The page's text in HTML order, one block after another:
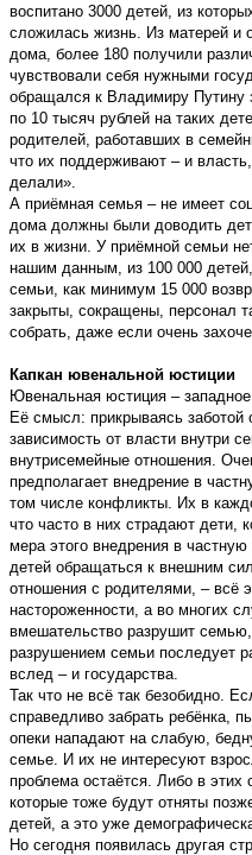
воспитано 3000 детей, из
сложилась жизнь. Из матерей и
дома, более 180 получили
чувствовали себя нужными
обращался к Владимиру Путину
по 10 тысяч рублей на таких
родителей, работавших в
что их поддерживают – и
делали».
А приёмная семья – не имеет
дома должны были доводить
их в жизни. У приёмной семьи
нашим данным, из 100 000
семьи, как минимум 15 000
закрыты, сокращены, персонал
собрать, даже если очень
Капкан ювенальной юстиции
Ювенальная юстиция –
Её смысл: прикрываясь заботой
зависимость от власти внутри
внутрисемейные отношения.
предполагает внедрение в
том числе конфликты. Их в
что часто в них страдают дети,
мера этого внедрения в
детей обращаться к внешним
отношения с родителями, – всё
настороженности, а во многих
вмешательство разрушит
разрушением семьи последует
вслед – и государства.
Так что не всё так безобидно.
справедливо забрать ребёнка,
опеки нападают на слабую,
семье. И их не интересуют
проблема остаётся. Либо в этих
которые тоже будут отняты
детей, а это уже
Но сегодня появилась другая